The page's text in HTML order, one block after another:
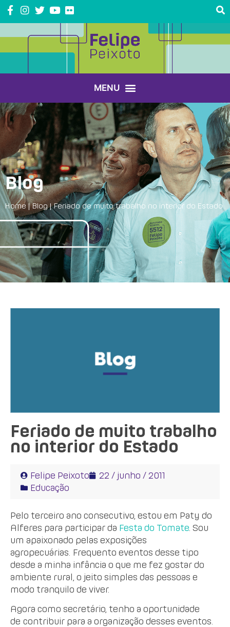
Blog
Home|Blog|Feriado de muito trabalho no interior do Estado
Feriado de muito trabalho
no interior do Estado
Felipe Peixoto
22 / junho / 2011
Educação
Pelo terceiro ano consecutivo, estou em Paty do
Alferes para participar da Festa do Tomate . Sou
um apaixonado pelas exposições
agropecuárias. Frequento eventos desse tipo
desde a minha infância o que me fez gostar do
ambiente rural, o jeito simples das pessoas e
modo tranquilo de viver.
Agora como secretário, tenho a oportunidade
de contribuir para a organização desses eventos.